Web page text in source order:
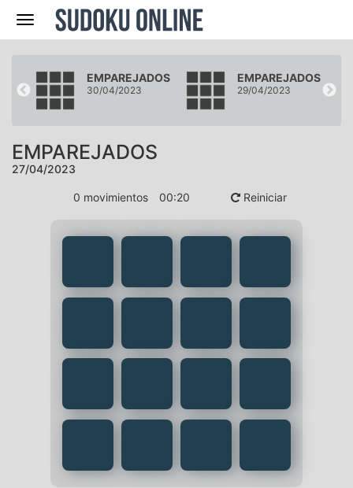
Navegación
EMPAREJADOS
30/04/2023
EMPAREJADOS
29/04/2023
EMPAREJADOS
27/04/2023
0 movimientos 00:20 Reiniciar